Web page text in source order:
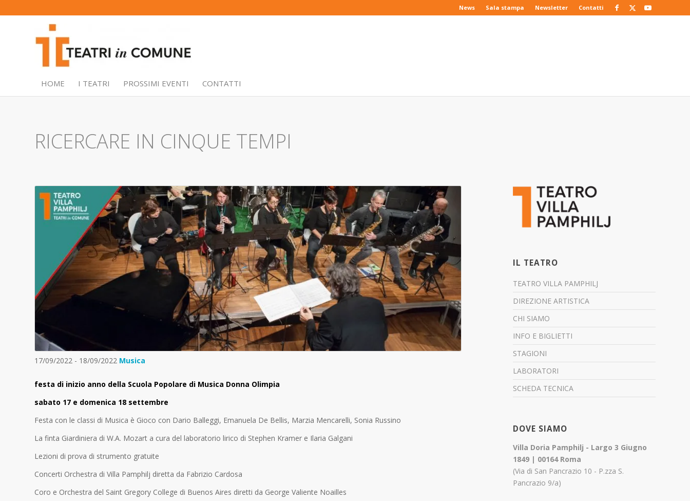
News Sala stampa Newsletter Contatti
HOME I TEATRI PROSSIMI EVENTI CONTATTI
RICERCARE IN CINQUE TEMPI
17/09/2022 - 18/09/2022 Musica
festa di inizio anno della Scuola Popolare di Musica Donna Olimpia
sabato 17 e domenica 18 settembre
Festa con le classi di Musica è Gioco con Dario Balleggi, Emanuela De Bellis, Marzia Mencarelli, Sonia Russino
La finta Giardiniera di W.A. Mozart a cura del laboratorio lirico di Stephen Kramer e Ilaria Galgani
Lezioni di prova di strumento gratuite
Concerti Orchestra di Villa Pamphilj diretta da Fabrizio Cardosa
Coro e Orchestra del Saint Gregory College di Buenos Aires diretti da George Valiente Noailles
IL TEATRO
TEATRO VILLA PAMPHILJ
DIREZIONE ARTISTICA
CHI SIAMO
INFO E BIGLIETTI
STAGIONI
LABORATORI
SCHEDA TECNICA
DOVE SIAMO
Villa Doria Pamphilj - Largo 3 Giugno
1849 | 00164 Roma
(Via di San Pancrazio 10 - P.zza S.
Pancrazio 9/a)